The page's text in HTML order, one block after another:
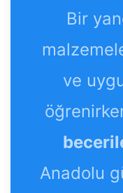
Bir
ve
Anadolu